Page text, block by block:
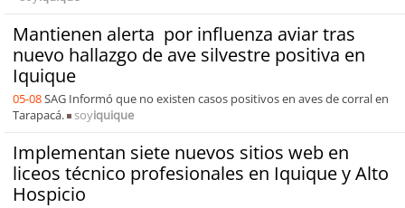
Mantienen alerta por influenza aviar tras
nuevo hallazgo de ave silvestre positiva en
Iquique
05-08SAG Informó que no existen casos positivos en aves de corral en
Tarapacá.
soyiquique
Implementan siete nuevos sitios web en
liceos técnico profesionales en Iquique y Alto
Hospicio